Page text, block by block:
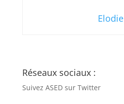
Elodie
Réseaux sociaux :
Suivez ASED sur Twitter